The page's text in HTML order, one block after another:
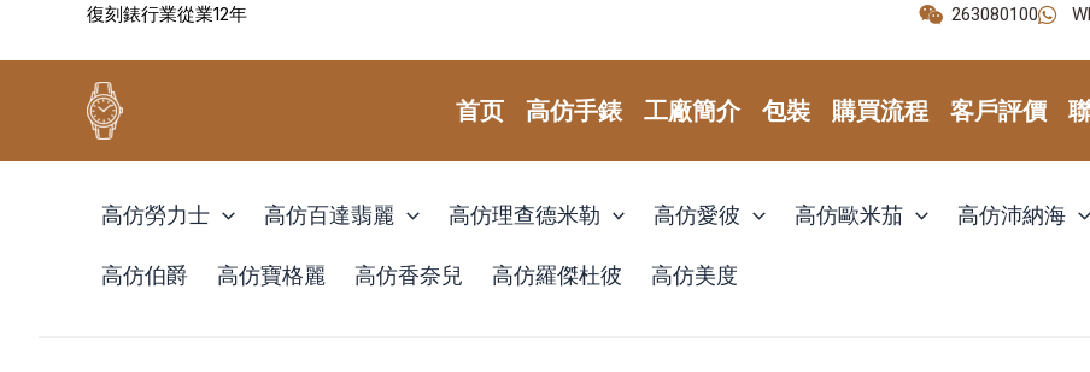
復刻錶行業從業12年 263080100
首页 高仿手錶 工廠簡介 包裝 購買流程 客戶評價
高仿勞力士 高仿百達翡麗 高仿理查德米勒 高仿愛彼 高仿歐米茄 高仿沛納海
高仿伯爵 高仿寶格麗 高仿香奈兒 高仿羅傑杜彼 高仿美度